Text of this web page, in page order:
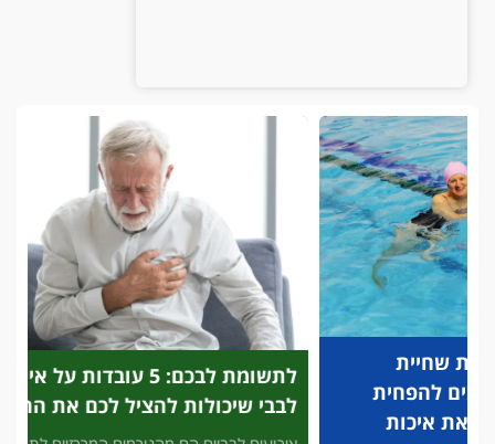
לתשומת לבכם: 5 עובדות על אירוע
לבבי שיכולות להציל לכם את החיים